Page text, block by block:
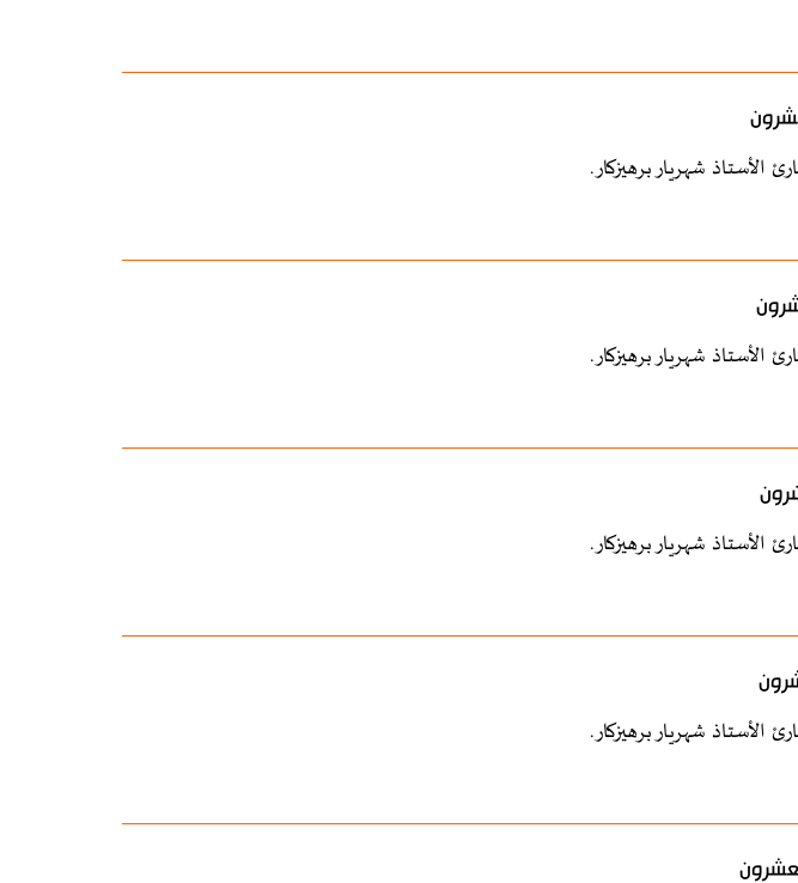
الأستاذ شهريار برهيزكار.
الأستاذ شهريار برهيزكار.
الأستاذ شهريار برهيزكار.
الأستاذ شهريار برهيزكار.